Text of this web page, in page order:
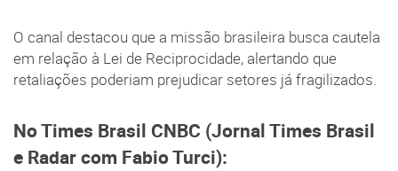
O canal destacou que a missão brasileira busca cautela
em relação à Lei de Reciprocidade, alertando que
retaliações poderiam prejudicar setores já fragilizados.
No Times Brasil CNBC (Jornal Times Brasil
e Radar com Fabio Turci):